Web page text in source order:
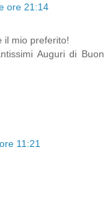
ore 21:14
il mio preferito!
Auguri di Buon
11:21